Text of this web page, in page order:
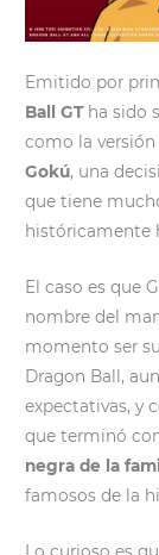
Emitido por
Ball GTha sido
como la
Gokú, una
que tiene
históricamente
El caso es que
nombre del
momento ser
Dragon Ball,
expectativas, y
que terminó
negra de la
famosos de la